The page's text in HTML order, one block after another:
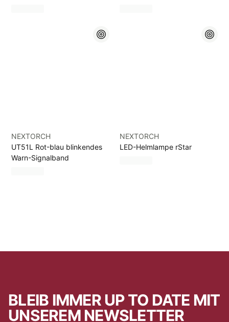
NEXTORCH
UT51L Rot-blau blinkendes
Warn-Signalband
NEXTORCH
LED-Helmlampe rStar
BLEIB IMMER UP TO DATE MIT
UNSEREM NEWSLETTER